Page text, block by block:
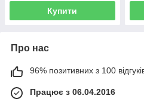
Купити
Про нас
96% позитивних з 100
Працює з 06.04.2016